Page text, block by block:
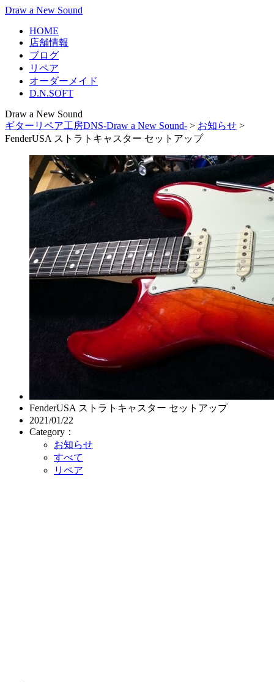
Draw a New Sound
HOME
店舗情報
ブログ
リペア
オーダーメイド
D.N.SOFT
Draw a New Sound
ギターリペア工房DNS-Draw a New Sound- > お知らせ >
FenderUSA ストラトキャスター セットアップ
FenderUSA ストラトキャスター セットアップ
2021/01/22
Category：
お知らせ
すべて
リペア